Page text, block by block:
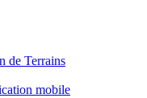
de Terrains
mobile